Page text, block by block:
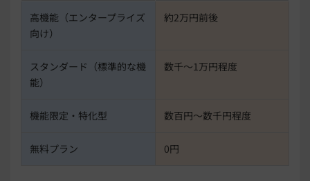
高機能（エンタープライズ
向け）
約2万円前後
スタンダード（標準的な機
能）
数千〜1万円程度
機能限定・特化型 数百円〜数千円程度
無料プラン 0円